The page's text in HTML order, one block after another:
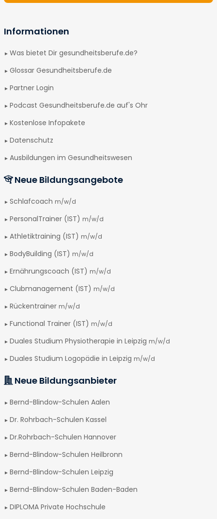
Informationen
Was bietet Dir gesundheitsberufe.de?
Glossar Gesundheitsberufe.de
Partner Login
Podcast Gesundheitsberufe.de auf's Ohr
Kostenlose Infopakete
Datenschutz
Ausbildungen im Gesundheitswesen
Neue Bildungsangebote
Schlafcoach m/w/d
PersonalTrainer (IST) m/w/d
Athletiktraining (IST) m/w/d
BodyBuilding (IST) m/w/d
Ernährungscoach (IST) m/w/d
Clubmanagement (IST) m/w/d
Rückentrainer m/w/d
Functional Trainer (IST) m/w/d
Duales Studium Physiotherapie in Leipzig m/w/d
Duales Studium Logopädie in Leipzig m/w/d
Neue Bildungsanbieter
Bernd-Blindow-Schulen Aalen
Dr. Rohrbach-Schulen Kassel
Dr.Rohrbach-Schulen Hannover
Bernd-Blindow-Schulen Heilbronn
Bernd-Blindow-Schulen Leipzig
Bernd-Blindow-Schulen Baden-Baden
DIPLOMA Private Hochschule